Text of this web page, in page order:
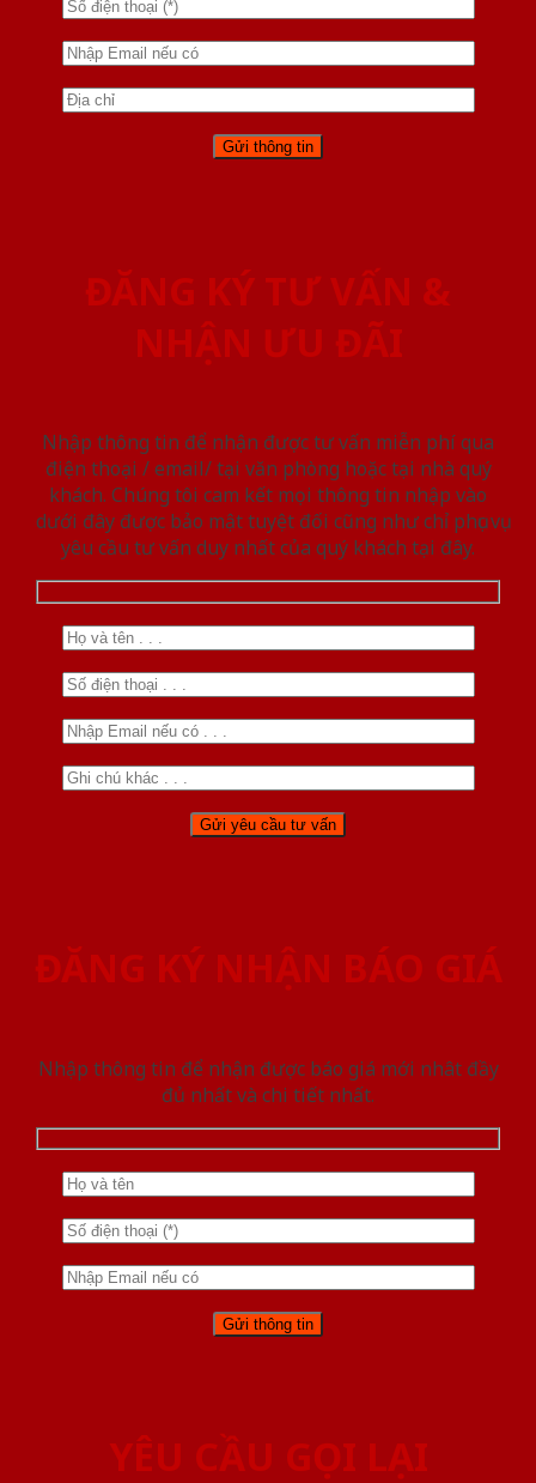
ĐĂNG KÝ TƯ VẤN &
NHẬN ƯU ĐÃI
Nhập thông tin để nhận được tư vấn miễn phí qua
điện thoại / email/ tại văn phòng hoặc tại nhà quý
khách. Chúng tôi cam kết mọi thông tin nhập vào
dưới đây được bảo mật tuyệt đối cũng như chỉ phục vụ
yêu cầu tư vấn duy nhất của quý khách tại đây.
ĐĂNG KÝ NHẬN BÁO GIÁ
Nhập thông tin để nhận được báo giá mới nhât đầy
đủ nhất và chi tiết nhất.
YÊU CẦU GỌI LẠI